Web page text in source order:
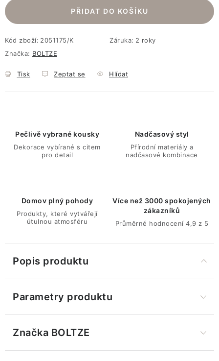
PŘIDAT DO KOŠÍKU
Kód zboží: 2051175/K Záruka: 2 roky
Značka: BOLTZE
Tisk Zeptat se Hlídat
Pečlivě vybrané kousky
Dekorace vybírané s citem
pro detail
Nadčasový styl
Přírodní materiály a
nadčasové kombinace
Domov plný pohody
Produkty, které vytvářejí
útulnou atmosféru
Více než 3000 spokojených
zákazníků
Průměrné hodnocení 4,9 z 5
Popis produktu
Parametry produktu
Značka BOLTZE